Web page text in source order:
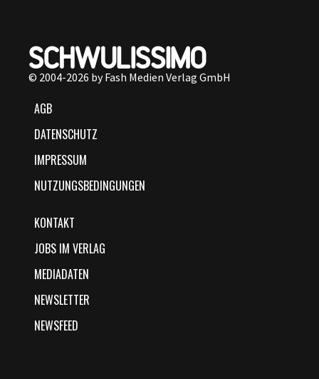
© 2004-2026 by Fash Medien Verlag GmbH
AGB
DATENSCHUTZ
IMPRESSUM
NUTZUNGSBEDINGUNGEN
KONTAKT
JOBS IM VERLAG
MEDIADATEN
NEWSLETTER
NEWSFEED